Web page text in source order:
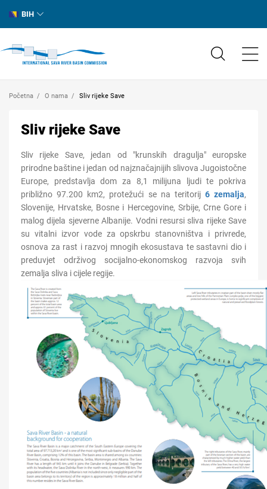
BIH
Početna O nama Sliv rijeke Save
Sliv rijeke Save
Sliv rijeke Save, jedan od "krunskih dragulja" europske
prirodne baštine i jedan od najznačajnijih slivova Jugoistočne
Europe, predstavlja dom za 8,1 milijuna ljudi te pokriva
približno 97.200 km2, protežući se na teritorij 6 zemalja,
Slovenije, Hrvatske, Bosne i Hercegovine, Srbije, Crne Gore i
malog dijela sjeverne Albanije. Vodni resursi sliva rijeke Save
su vitalni izvor vode za opskrbu stanovništva i privrede,
osnova za rast i razvoj mnogih ekosustava te sastavni dio i
preduvjet održivog socijalno-ekonomskog razvoja svih
zemalja sliva i cijele regije.